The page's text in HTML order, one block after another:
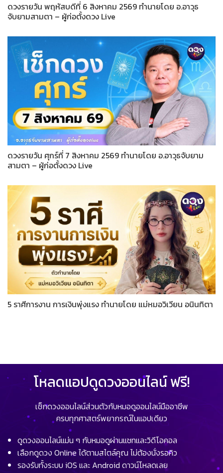
ดวงรายวัน พฤหัสบดีที่ 6 สิงหาคม 2569 ทำนายโดย อ.อาวุธ
จับยามสามตา – ผู้ก่อตั้งดวง Live
ดวงรายวัน ศุกร์ที่ 7 สิงหาคม 2569 ทำนายโดย อ.อาวุธจับยาม
สามตา – ผู้ก่อตั้งดวง Live
5 ราศีการงาน การเงินพุ่งแรง ทำนายโดย แม่หมอวิเวียน อนินทิตา
โหลดแอปดูดวงออนไลน์ ฟรี!
เช็กดวงออนไลน์ส่วนตัวกับหมอดูออนไลน์มืออาชีพ
ครบทุกศาสตร์พยากรณ์ในแอปเดียว
ดูดวงออนไลน์แม่น ๆ กับหมอดูผ่านแชทและวิดีโอคอล
เลือกดูดวง Online ได้ตามสไตล์คุณ ไม่ต้องนั่งรอคิว
รองรับทั้งระบบ iOS และ Android ดาวน์โหลดเลย